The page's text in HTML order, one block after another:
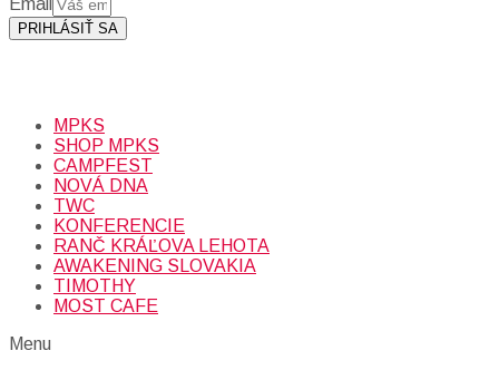
Email
PRIHLÁSIŤ SA
MPKS
SHOP MPKS
CAMPFEST
NOVÁ DNA
TWC
KONFERENCIE
RANČ KRÁĽOVA LEHOTA
AWAKENING SLOVAKIA
TIMOTHY
MOST CAFE
Menu